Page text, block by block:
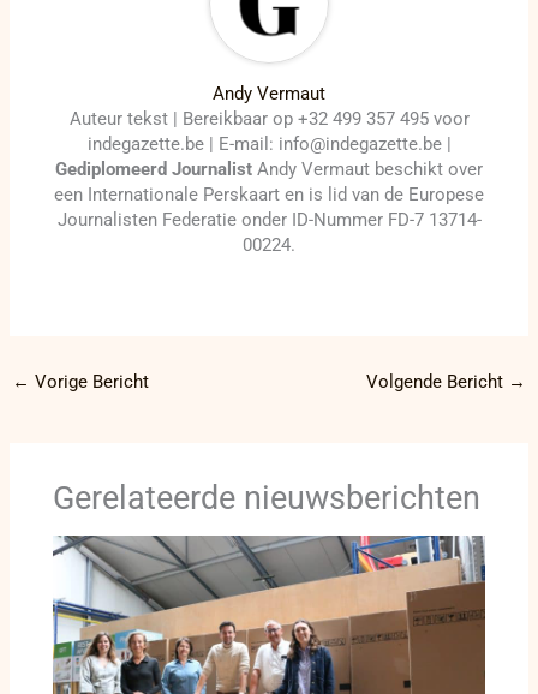
Andy Vermaut
Auteur tekst | Bereikbaar op +32 499 357 495 voor
indegazette.be | E-mail: info@indegazette.be |
Gediplomeerd Journalist Andy Vermaut beschikt over
een Internationale Perskaart en is lid van de Europese
Journalisten Federatie onder ID-Nummer FD-7 13714-
00224.
← Vorige Bericht Volgende Bericht →
Gerelateerde nieuwsberichten